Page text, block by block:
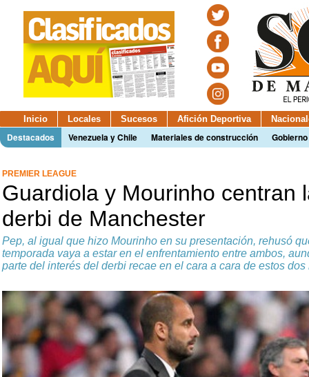
Inicio Locales Sucesos Afición Deportiva
Destacados Venezuela y Chile Materiales de construcción
PREMIER LEAGUE
Guardiola y Mourinho centran
derbi de Manchester
Pep, al igual que hizo Mourinho en su presentación, rehusó
temporada vaya a estar en el enfrentamiento entre ambos,
parte del interés del derbi recae en el cara a cara de estos